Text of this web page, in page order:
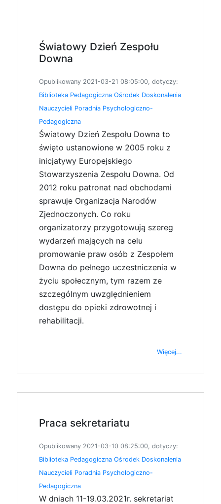
Światowy Dzień Zespołu
Downa
Opublikowany 2021-03-21 08:05:00, dotyczy:
Biblioteka Pedagogiczna Ośrodek Doskonalenia
Nauczycieli Poradnia Psychologiczno-
Pedagogiczna
Światowy Dzień Zespołu Downa to
święto ustanowione w 2005 roku z
inicjatywy Europejskiego
Stowarzyszenia Zespołu Downa. Od
2012 roku patronat nad obchodami
sprawuje Organizacja Narodów
Zjednoczonych. Co roku
organizatorzy przygotowują szereg
wydarzeń mających na celu
promowanie praw osób z Zespołem
Downa do pełnego uczestniczenia w
życiu społecznym, tym razem ze
szczególnym uwzględnieniem
dostępu do opieki zdrowotnej i
rehabilitacji.
Więcej...
Praca sekretariatu
Opublikowany 2021-03-10 08:25:00, dotyczy:
Biblioteka Pedagogiczna Ośrodek Doskonalenia
Nauczycieli Poradnia Psychologiczno-
Pedagogiczna
W dniach 11-19.03.2021r. sekretariat